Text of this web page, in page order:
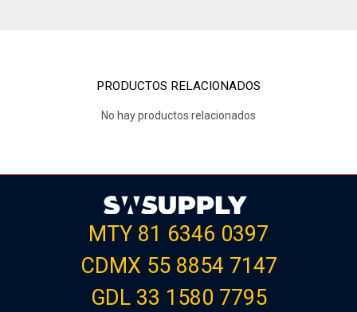
PRODUCTOS RELACIONADOS
No hay productos relacionados
MTY 81 6346 0397
CDMX 55 8854 7147
GDL 33 1580 7795